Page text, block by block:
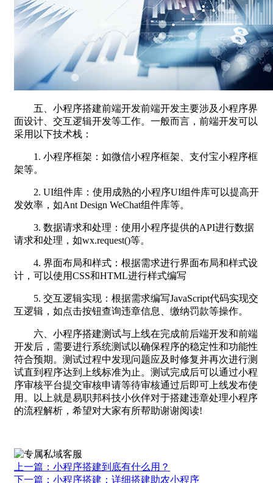
五、小程序搭建前端开发前端开发主要涉及小程序界
面设计、交互逻辑开发等工作。一般而言，前端开发可以
采用以下技术栈：
1. 小程序框架：如微信小程序框架、支付宝小程序框
架等。
2. UI组件库：使用成熟的小程序UI组件库可以提高开
发效率，如Ant Design WeChat组件库等。
3. 数据请求和处理：使用小程序提供的API进行数据
请求和处理，如wx.request()等。
4. 界面布局和样式：根据需求进行界面布局和样式设
计，可以使用CSS和HTML进行样式编写
5. 交互逻辑实现：根据需求编写JavaScript代码实现交
互逻辑，如点击按钮查询违章信息、缴纳罚款等操作。
六、小程序搭建测试与上线在完成前后端开发和前端
开发后，需要进行系统测试以确保程序的稳定性和功能性
符合预期。测试过程中发现问题应及时修复并再次进行测
试直到程序达到上线标准为止。测试完成后可以通过小程
序审核平台提交审核申请等待审核通过后即可上线发布使
用。以上就是易职邦科技小伙伴对于搭建违章处理小程序
的流程解析，希望对大家有所帮助谢谢阅读!
上一篇：小程序搭建到底有什么用？
下一篇：小程序搭建：详细搭建助农小程序